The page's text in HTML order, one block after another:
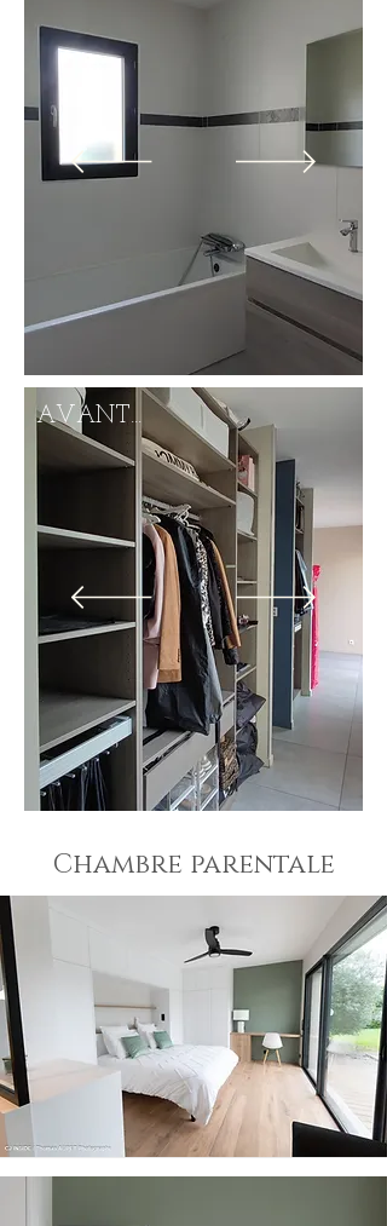
AVANT...
Chambre parentale